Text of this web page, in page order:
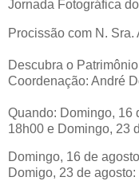
Jornada Fotográfica
Procissão com N. Sra.
Descubra o
Coordenação: André
Quando: Domingo, 16
18h00 e Domingo, 23
Domingo, 16 de
Domigo, 23 de